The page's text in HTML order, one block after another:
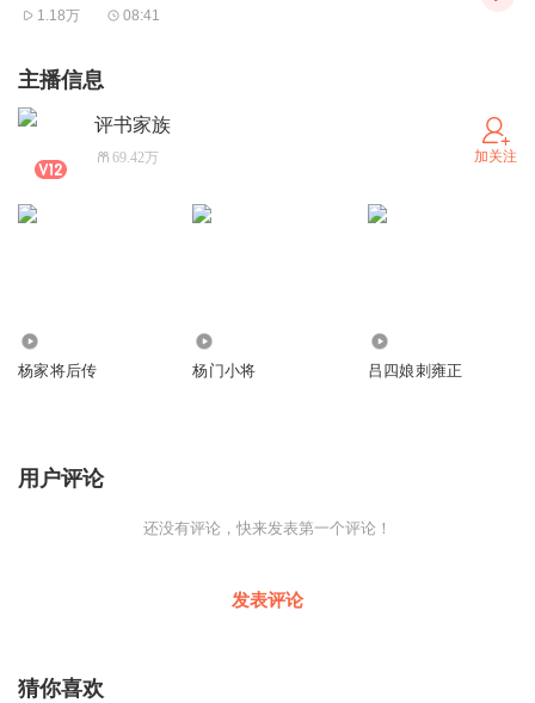
1.18万 08:41
主播信息
评书家族
69.42万 加关注
杨家将后传 杨门小将 吕四娘刺雍正
用户评论
还没有评论，快来发表第一个评论！
发表评论
猜你喜欢